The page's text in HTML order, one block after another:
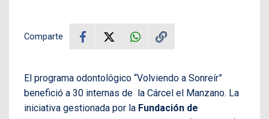
Comparte
El programa odontológico “Volviendo a Sonreír”
benefició a 30 internas de la Cárcel el Manzano. La
iniciativa gestionada por la Fundación de